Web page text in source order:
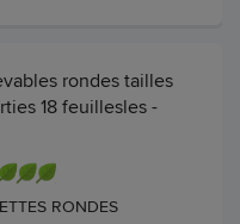
rondes tailles
18 feuillesles -
RONDES